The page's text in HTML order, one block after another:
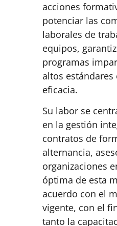
acciones
potenciar las
laborales de
equipos,
programas
altos estándares
eficacia.
Su labor se
en la gestión
contratos de
alternancia,
organizaciones
óptima de esta
acuerdo con el
vigente, con el
tanto la